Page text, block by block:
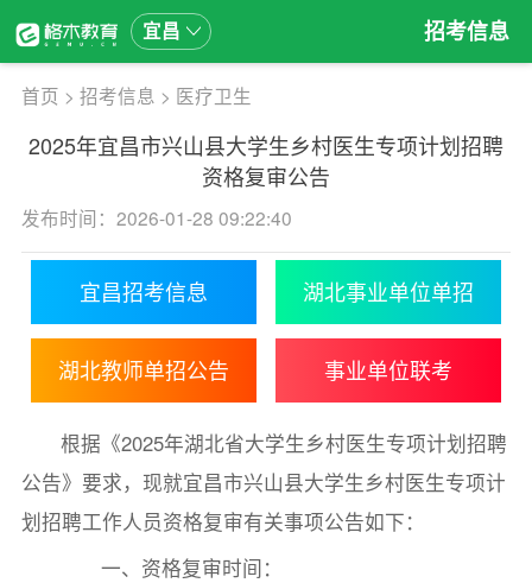
宜昌 招考信息
首页 > 招考信息 > 医疗卫生
2025年宜昌市兴山县大学生乡村医生专项计划招聘
资格复审公告
发布时间：2026-01-28 09:22:40
宜昌招考信息 湖北事业单位单招
湖北教师单招公告 事业单位联考
根据《2025年湖北省大学生乡村医生专项计划招聘
公告》要求，现就宜昌市兴山县大学生乡村医生专项计
划招聘工作人员资格复审有关事项公告如下：
一、资格复审时间：